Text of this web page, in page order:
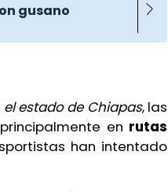
gusano
estado de Chiapas, las
en rutas
han intentado